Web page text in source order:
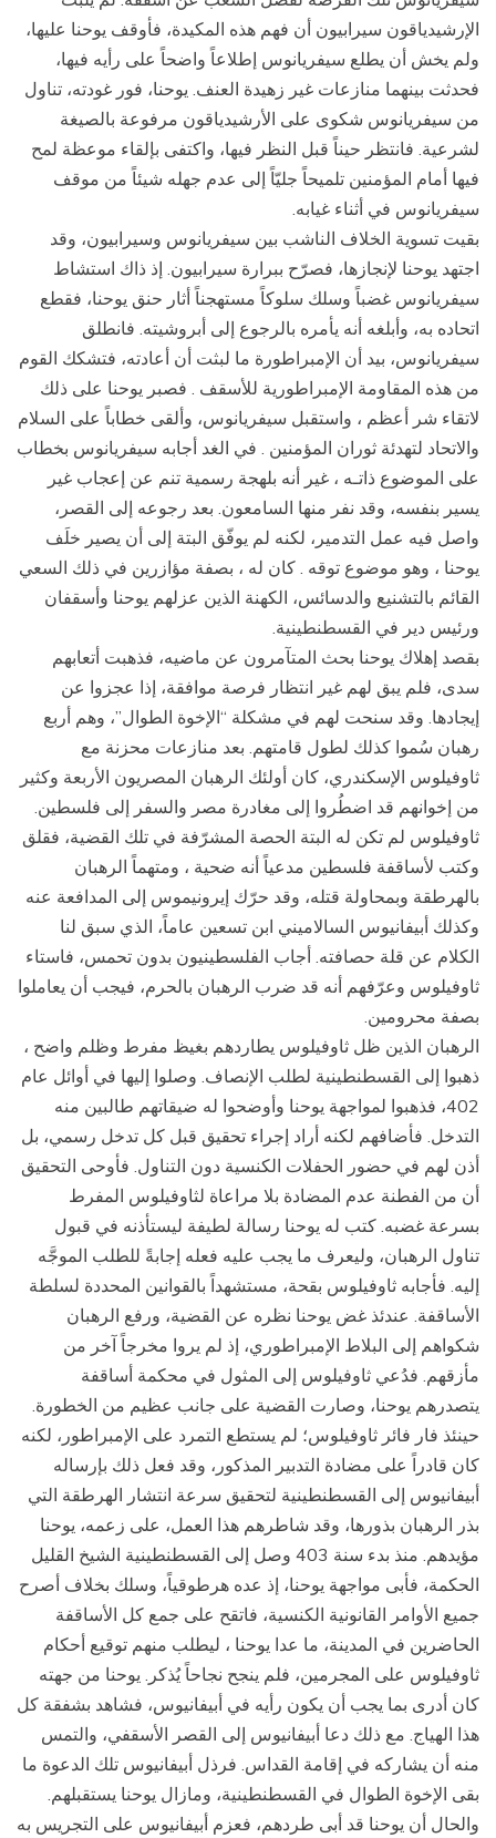
الإرشيدياقون سيرابيون أن فهم هذه المكيدة، فأوقف يوحنا عليها،
ولم يخش أن يطلع سيفريانوس إطلاعاً واضحاً على رأيه فيها،
فحدثت بينهما منازعات غير زهيدة العنف. يوحنا، فور غودته، تناول
من سيفريانوس شكوى على الأرشيدياقون مرفوعة بالصيغة
لشرعية. فانتظر حيناً قبل النظر فيها، واكتفى بإلقاء موعظة لمح
فيها أمام المؤمنين تلميحاً جليّاً إلى عدم جهله شيئاً من موقف
سيفريانوس في أثناء غيابه.
بقيت تسوية الخلاف الناشب بين سيفريانوس وسيرابيون، وقد
اجتهد يوحنا لإنجازها، فصرّح ببرارة سيرابيون. إذ ذاك استشاط
سيفريانوس غضباً وسلك سلوكاً مستهجناً أثار حنق يوحنا، فقطع
اتحاده به، وأبلغه أنه يأمره بالرجوع إلى أبروشيته. فانطلق
سيفريانوس، بيد أن الإمبراطورة ما لبثت أن أعادته، فتشكك القوم
من هذه المقاومة الإمبراطورية للأسقف . فصبر يوحنا على ذلك
لاتقاء شر أعظم ، واستقبل سيفريانوس، وألقى خطاباً على السلام
والاتحاد لتهدئة ثوران المؤمنين . في الغد أجابه سيفريانوس بخطاب
على الموضوع ذاتـه ، غير أنه بلهجة رسمية تنم عن إعجاب غير
يسير بنفسه، وقد نفر منها السامعون. بعد رجوعه إلى القصر،
واصل فيه عمل التدمير، لكنه لم يوفّق البتة إلى أن يصير خلَف
يوحنا ، وهو موضوع توقه . كان له ، بصفة مؤازرين في ذلك السعي
القائم بالتشنيع والدسائس، الكهنة الذين عزلهم يوحنا وأسقفان
ورئيس دير في القسطنطينية.
بقصد إهلاك يوحنا بحث المتآمرون عن ماضيه، فذهبت أتعابهم
سدى، فلم يبق لهم غير انتظار فرصة موافقة، إذا عجزوا عن
إيجادها. وقد سنحت لهم في مشكلة “الإخوة الطوال”، وهم أربع
رهبان سُموا كذلك لطول قامتهم. بعد منازعات محزنة مع
ثاوفيلوس الإسكندري، كان أولئك الرهبان المصريون الأربعة وكثير
من إخوانهم قد اضطُروا إلى مغادرة مصر والسفر إلى فلسطين.
ثاوفيلوس لم تكن له البتة الحصة المشرّفة في تلك القضية، فقلق
وكتب لأساقفة فلسطين مدعياً أنه ضحية ، ومتهماً الرهبان
بالهرطقة وبمحاولة قتله، وقد حرّك إيرونيموس إلى المدافعة عنه
وكذلك أبيفانيوس السالاميني ابن تسعين عاماً، الذي سبق لنا
الكلام عن قلة حصافته. أجاب الفلسطينيون بدون تحمس، فاستاء
ثاوفيلوس وعرّفهم أنه قد ضرب الرهبان بالحرم، فيجب أن يعاملوا
بصفة محرومين.
الرهبان الذين ظل ثاوفيلوس يطاردهم بغيظ مفرط وظلم واضح ،
ذهبوا إلى القسطنطينية لطلب الإنصاف. وصلوا إليها في أوائل عام
402، فذهبوا لمواجهة يوحنا وأوضحوا له ضيقاتهم طالبين منه
التدخل. فأضافهم لكنه أراد إجراء تحقيق قبل كل تدخل رسمي، بل
أذن لهم في حضور الحفلات الكنسية دون التناول. فأوحى التحقيق
أن من الفطنة عدم المضادة بلا مراعاة لثاوفيلوس المفرط
بسرعة غضبه. كتب له يوحنا رسالة لطيفة ليستأذنه في قبول
تناول الرهبان، وليعرف ما يجب عليه فعله إجابةً للطلب الموجَّه
إليه. فأجابه ثاوفيلوس بقحة، مستشهداً بالقوانين المحددة لسلطة
الأساقفة. عندئذ غض يوحنا نظره عن القضية، ورفع الرهبان
شكواهم إلى البلاط الإمبراطوري، إذ لم يروا مخرجاً آخر من
مأزقهم. فدُعي ثاوفيلوس إلى المثول في محكمة أساقفة
يتصدرهم يوحنا، وصارت القضية على جانب عظيم من الخطورة.
حينئذ فار فائر ثاوفيلوس؛ لم يستطع التمرد على الإمبراطور، لكنه
كان قادراً على مضادة التدبير المذكور، وقد فعل ذلك بإرساله
أبيفانيوس إلى القسطنطينية لتحقيق سرعة انتشار الهرطقة التي
بذر الرهبان بذورها، وقد شاطرهم هذا العمل، على زعمه، يوحنا
مؤيدهم. منذ بدء سنة 403 وصل إلى القسطنطينية الشيخ القليل
الحكمة، فأبى مواجهة يوحنا، إذ عده هرطوقياً، وسلك بخلاف أصرح
جميع الأوامر القانونية الكنسية، فاتقح على جمع كل الأساقفة
الحاضرين في المدينة، ما عدا يوحنا ، ليطلب منهم توقيع أحكام
ثاوفيلوس على المجرمين، فلم ينجح نجاحاً يُذكر. يوحنا من جهته
كان أدرى بما يجب أن يكون رأيه في أبيفانيوس، فشاهد بشفقة كل
هذا الهياج. مع ذلك دعا أبيفانيوس إلى القصر الأسقفي، والتمس
منه أن يشاركه في إقامة القداس. فرذل أبيفانيوس تلك الدعوة ما
بقى الإخوة الطوال في القسطنطينية، ومازال يوحنا يستقبلهم.
والحال أن يوحنا قد أبى طردهم، فعزم أبيفانيوس على التجريس به